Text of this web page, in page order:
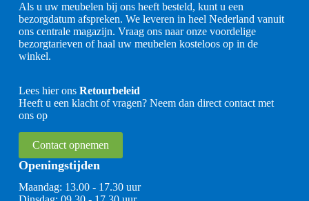
Als u uw meubelen bij ons heeft besteld, kunt u een
bezorgdatum afspreken. We leveren in heel Nederland vanuit
ons centrale magazijn. Vraag ons naar onze voordelige
bezorgtarieven of haal uw meubelen kosteloos op in de
winkel.
Lees hier ons Retourbeleid
Heeft u een klacht of vragen? Neem dan direct contact met
ons op
Contact opnemen
Openingstijden
Maandag: 13.00 - 17.30 uur